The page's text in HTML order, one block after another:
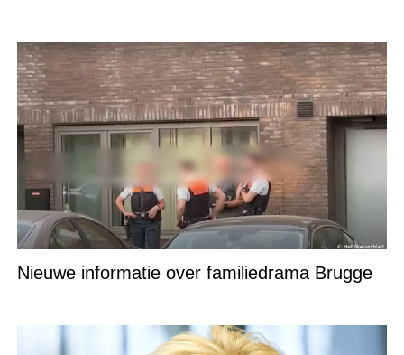
Nieuwe informatie over familiedrama Brugge